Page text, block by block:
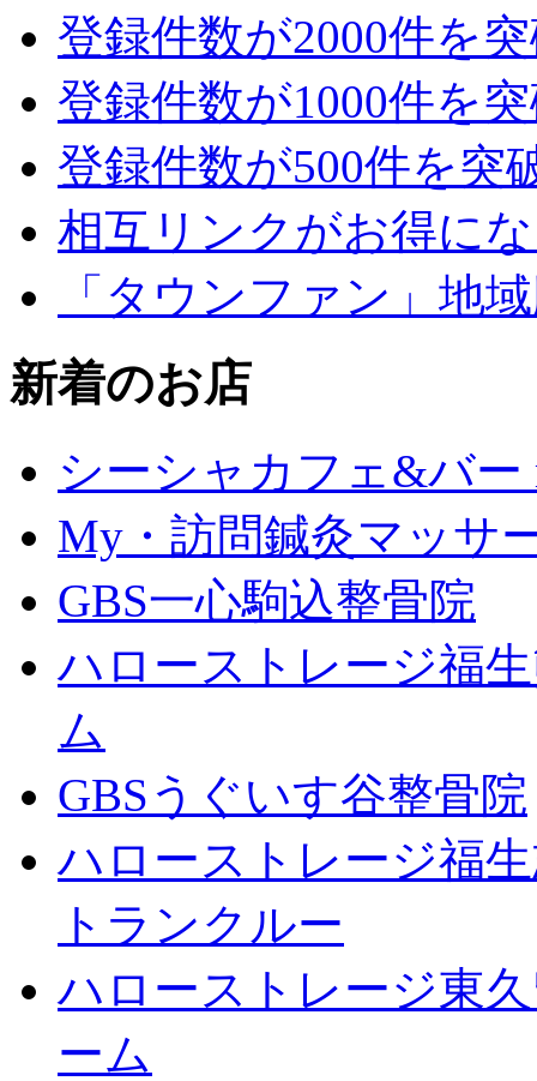
登録件数が2000件を
登録件数が1000件を
登録件数が500件を突
相互リンクがお得に
「タウンファン」地
新着のお店
シーシャカフェ&バー
My・訪問鍼灸マッサ
GBS一心駒込整骨院
ハローストレージ福
ム
GBSうぐいす谷整骨院
ハローストレージ福
トランクルー
ハローストレージ東
ーム